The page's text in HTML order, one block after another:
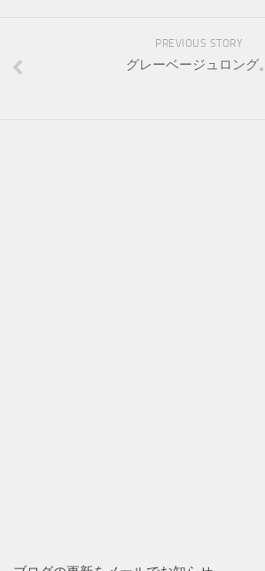
PREVIOUS STORY
グレーベージュロング。